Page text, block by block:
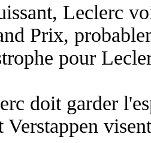
Leclerc
Prix,
pour
doit garder
Verstappen